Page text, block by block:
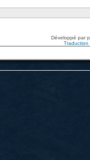
Développé par
Traduction